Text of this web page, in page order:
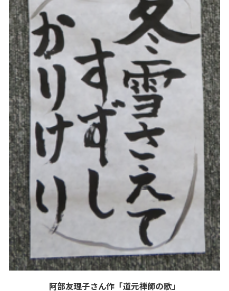
阿部友理子さん作「道元禅師の歌」